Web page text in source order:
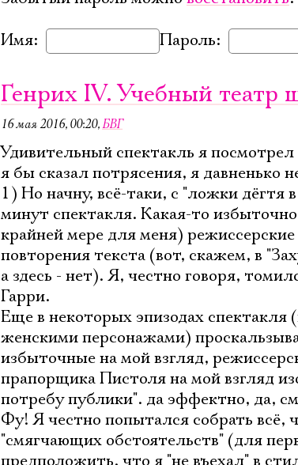
Имя: Пароль:
Генрих IV. Учебный театр
16 мая 2016, 00:20,БВГ
Удивительный спектакль я
я бы сказал потрясения, я давненько
1) Но начну, всё-таки, с "ложки
минут спектакля. Какая-то
крайней мере для меня)
повторения текста (вот, скажем, в
а здесь - нет). Я, честно говоря,
Гарри.
Еще в некоторых эпизодах спектакля
женскими персонажами)
избыточные на мой взгляд,
прапорщика Пистоля на мой взгляд
потребу публики". да эффектно, да,
Фу! Я честно попытался собрать всё,
"смягчающих обстоятельств" (для